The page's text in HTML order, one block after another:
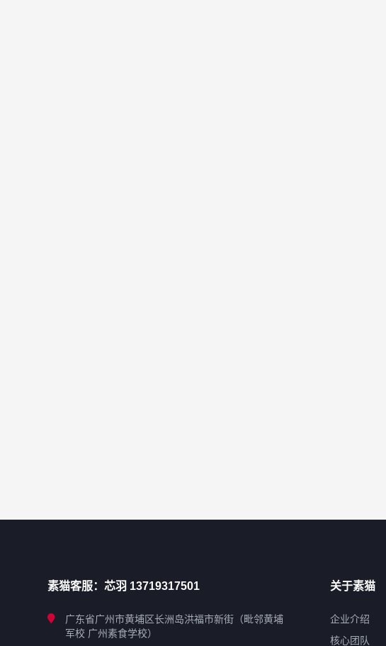
素猫客服：芯羽 13719317501
广东省广州市黄埔区长洲岛洪福市新街（毗邻黄埔
军校 广州素食学校）
关于素猫
企业介绍
核心团队